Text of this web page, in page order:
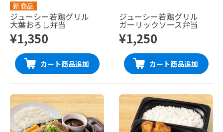
新商品
ジューシー若鶏グリル
大葉おろし弁当
¥1,350
カート商品追加
ジューシー若鶏グリル
ガーリックソース弁当
¥1,250
カート商品追加